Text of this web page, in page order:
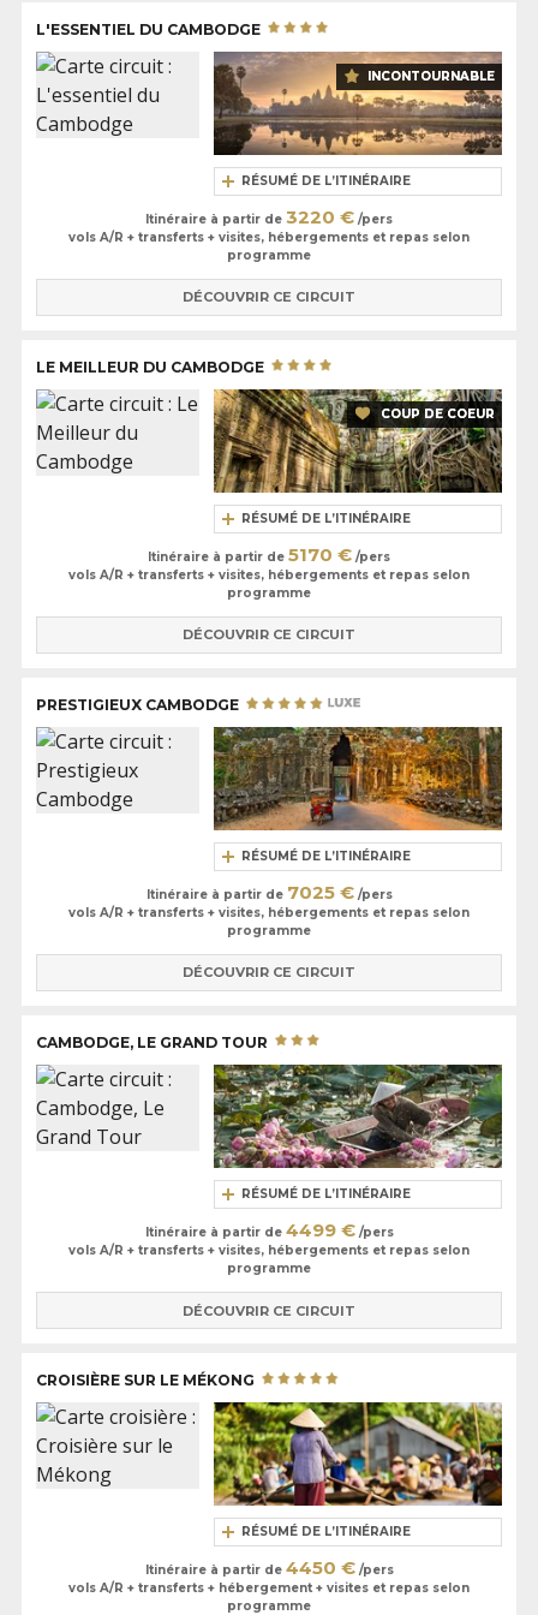
L'ESSENTIEL DU CAMBODGE
RÉSUMÉ DE L’ITINÉRAIRE
INCONTOURNABLE
Itinéraire à partir de 3220 € /pers
vols A/R + transferts + visites, hébergements et repas selon
programme
DÉCOUVRIR CE CIRCUIT
LE MEILLEUR DU CAMBODGE
RÉSUMÉ DE L’ITINÉRAIRE
COUP DE COEUR
Itinéraire à partir de 5170 € /pers
vols A/R + transferts + visites, hébergements et repas selon
programme
DÉCOUVRIR CE CIRCUIT
PRESTIGIEUX CAMBODGE
RÉSUMÉ DE L’ITINÉRAIRE
Itinéraire à partir de 7025 €/pers
vols A/R + transferts + visites, hébergements et repas selon
programme
DÉCOUVRIR CE CIRCUIT
CAMBODGE, LE GRAND TOUR
RÉSUMÉ DE L’ITINÉRAIRE
Itinéraire à partir de 4499 €/pers
vols A/R + transferts + visites, hébergements et repas selon
programme
DÉCOUVRIR CE CIRCUIT
CROISIÈRE SUR LE MÉKONG
RÉSUMÉ DE L’ITINÉRAIRE
Itinéraire à partir de 4450 €/pers
vols A/R + transferts + hébergement + visites et repas selon
programme